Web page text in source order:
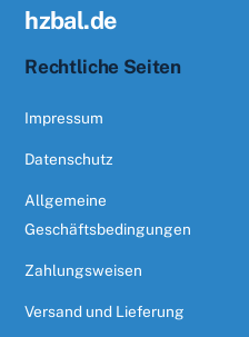
hzbal.de
Rechtliche Seiten
Impressum
Datenschutz
Allgemeine
Geschäftsbedingungen
Zahlungsweisen
Versand und Lieferung